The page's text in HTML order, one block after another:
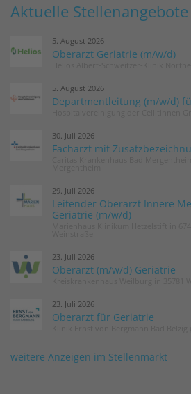
Aktuelle Stellenangebote
5. August 2026
Oberarzt Geriatrie (m/w/d)
5. August 2026
Departmentleitung (m/w/d)
30. Juli 2026
Facharzt mit
29. Juli 2026
Leitender Oberarzt Innere
Geriatrie (m/w/d)
23. Juli 2026
Oberarzt (m/w/d) Geriatrie
23. Juli 2026
Oberarzt für Geriatrie
weitere Anzeigen im Stellenmarkt